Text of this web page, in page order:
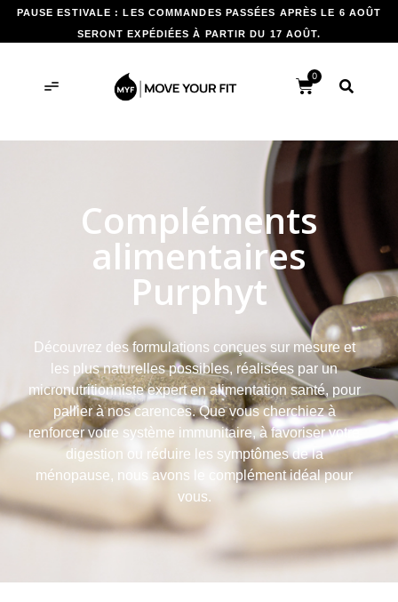
PAUSE ESTIVALE : LES COMMANDES PASSÉES APRÈS LE 6 AOÛT
SERONT EXPÉDIÉES À PARTIR DU 17 AOÛT.
0
Compléments
alimentaires
Purphyt
Découvrez des formulations conçues sur mesure et
les plus naturelles possibles, réalisées par un
micronutritionniste expert en alimentation santé, pour
pallier à nos carences. Que vous cherchiez à
renforcer votre système immunitaire, à favoriser votre
digestion ou réduire les symptômes de la
ménopause, nous avons le complément idéal pour
vous.